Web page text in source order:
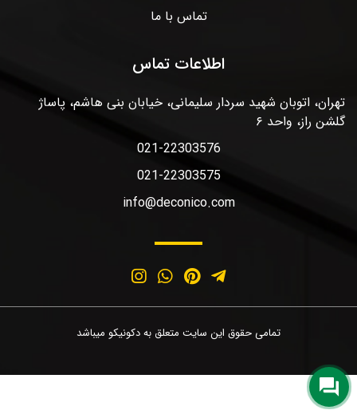
تماس با ما
اطلاعات تماس
تهران، اتوبان شهید سردار سلیمانی، خیابان بنی هاشم، پاساژ
گلشن راز، واحد ۶
021-22303576
021-22303575
info@deconico.com
تمامی حقوق این سایت متعلق به دکونیکو میباشد